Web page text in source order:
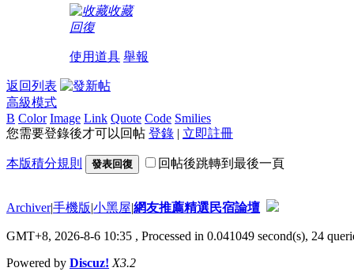
收藏
回復
使用道具 舉報
返回列表
高級模式
B Color Image Link Quote Code Smilies
您需要登錄後才可以回帖 登錄 | 立即註冊
本版積分規則 發表回復 回帖後跳轉到最後一頁
Archiver|手機版|小黑屋|網友推薦精選民宿論壇
GMT+8, 2026-8-6 10:35 , Processed in 0.041049 second(s), 24
Powered by Discuz! X3.2